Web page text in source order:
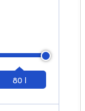
80 l